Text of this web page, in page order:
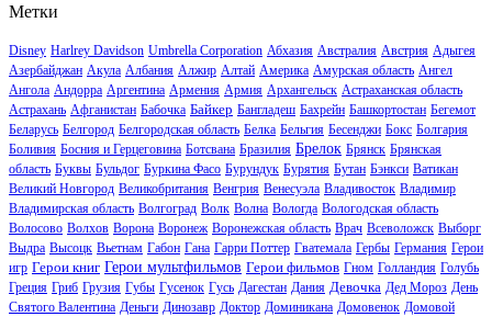
Метки
Disney Harlrey Davidson Umbrella Corporation Абхазия Австралия Австрия Адыгея
Азербайджан Акула Албания Алжир Алтай Америка Амурская область Ангел
Ангола Андорра Аргентина Армения Армия Архангельск Астраханская область
Астрахань Афганистан Бабочка Байкер Бангладеш Бахрейн Башкортостан Бегемот
Беларусь Белгород Белгородская область Белка Бельгия Бесенджи Бокс Болгария
Боливия Босния и Герцеговина Ботсвана Бразилия Брелок Брянск Брянская
область Буквы Бульдог Буркина Фасо Бурундук Бурятия Бутан Бэнкси Ватикан
Великий Новгород Великобритания Венгрия Венесуэла Владивосток Владимир
Владимирская область Волгоград Волк Волна Вологда Вологодская область
Волосово Волхов Ворона Воронеж Воронежская область Врач Всеволожск Выборг
Выдра Высоцк Вьетнам Габон Гана Гарри Поттер Гватемала Гербы Германия Герои
игр Герои книг Герои мультфильмов Герои фильмов Гном Голландия Голубь
Греция Гриб Грузия Губы Гусенок Гусь Дагестан Дания Девочка Дед Мороз День
Святого Валентина Деньги Динозавр Доктор Доминикана Домовенок Домовой